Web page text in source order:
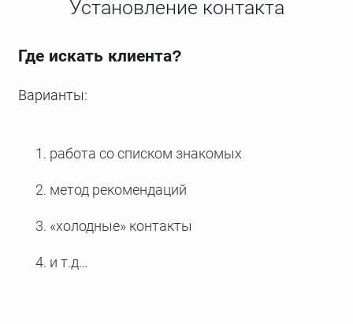
Установление контакта
Где искать клиента?
Варианты:
работа со списком знакомых
метод рекомендаций
«холодные» контакты
и т.д…